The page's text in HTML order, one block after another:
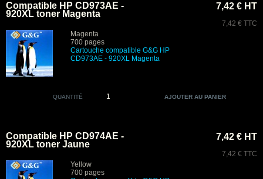
Compatible HP CD973AE -
920XL toner Magenta
Magenta
700 pages
Cartouche compatible G&G HP
CD973AE - 920XL Magenta
7,42 € HT
7,42 € TTC
QUANTITÉ
Compatible HP CD974AE -
920XL toner Jaune
Yellow
700 pages
7,42 € HT
7,42 € TTC